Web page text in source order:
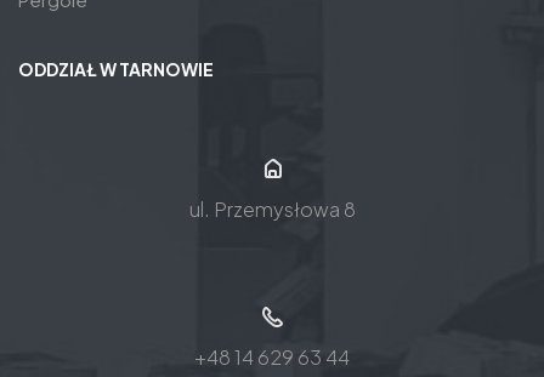
ODDZIAŁ W TARNOWIE
ul. Przemysłowa 8
+48 14 629 63 44